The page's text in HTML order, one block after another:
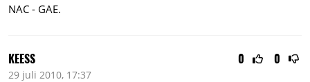
NAC - GAE.
0 0
KEESS
29 juli 2010, 17:37